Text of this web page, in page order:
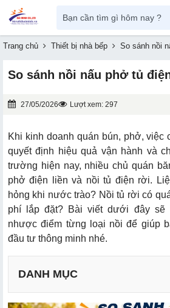
Trang chủ Thiết bị nhà bếp So sánh nồi
So sánh nồi nấu phở tủ
27/05/2026 Lượt xem: 297
Khi kinh doanh quán bún, phở, việc
quyết định hiệu quả vận hành và
trường hiện nay, nhiều chủ quán
phở điện liền và nồi tủ điện rời.
hỏng khi nước trào? Nồi tủ rời có
phí lắp đặt? Bài viết dưới đây sẽ
nhược điểm từng loại nồi để giúp
đầu tư thông minh nhé.
DANH MỤC